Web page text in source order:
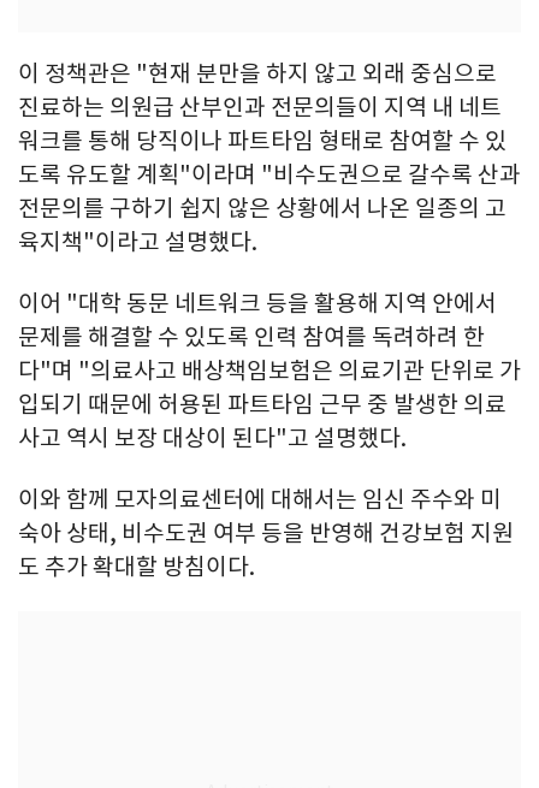
이 정책관은 "현재 분만을 하지 않고 외래 중심으로
진료하는 의원급 산부인과 전문의들이 지역 내 네트
워크를 통해 당직이나 파트타임 형태로 참여할 수 있
도록 유도할 계획"이라며 "비수도권으로 갈수록 산과
전문의를 구하기 쉽지 않은 상황에서 나온 일종의 고
육지책"이라고 설명했다.
이어 "대학 동문 네트워크 등을 활용해 지역 안에서
문제를 해결할 수 있도록 인력 참여를 독려하려 한
다"며 "의료사고 배상책임보험은 의료기관 단위로 가
입되기 때문에 허용된 파트타임 근무 중 발생한 의료
사고 역시 보장 대상이 된다"고 설명했다.
이와 함께 모자의료센터에 대해서는 임신 주수와 미
숙아 상태, 비수도권 여부 등을 반영해 건강보험 지원
도 추가 확대할 방침이다.